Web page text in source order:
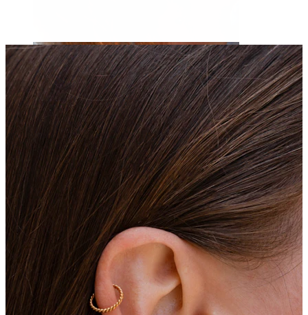
Mikrodermál